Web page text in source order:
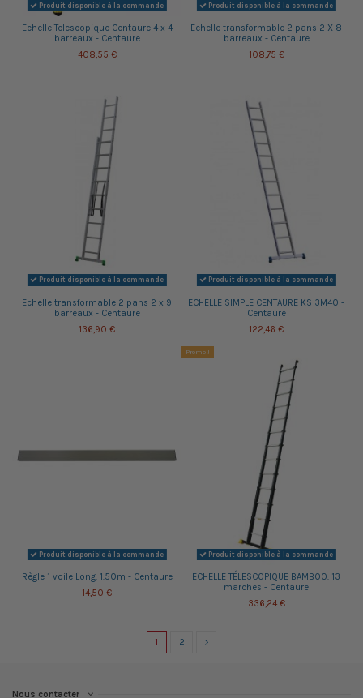
Produit disponible à la commande
Echelle Telescopique Centaure 4 x 4
barreaux - Centaure
408,55 €
Produit disponible à la commande
Echelle transformable 2 pans 2 X 8
barreaux - Centaure
108,75 €
Produit disponible à la commande
Echelle transformable 2 pans 2 x 9
barreaux - Centaure
136,90 €
Produit disponible à la commande
ECHELLE SIMPLE CENTAURE KS 3M40 -
Centaure
122,46 €
Produit disponible à la commande
Règle 1 voile Long. 1.50m - Centaure
14,50 €
Promo !
Produit disponible à la commande
ECHELLE TÉLESCOPIQUE BAMBOO. 13
marches - Centaure
336,24 €
1 2
Nous contacter